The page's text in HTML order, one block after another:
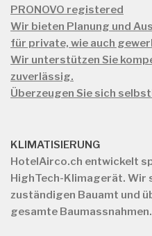
PRONOVO registered
Wir bieten Planung und
für private, wie auch
Wir unterstützen Sie
zuverlässig.
Überzeugen Sie sich
KLIMATISIERUNG
HotelAirco.ch entwickelt
HighTech-Klimagerät. Wir
zuständigen Bauamt und
gesamte Baumassnahmen.